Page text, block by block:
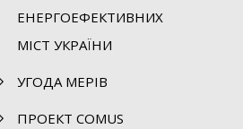
ЕНЕРГОЕФЕКТИВНИХ
МІСТ УКРАЇНИ
УГОДА МЕРІВ
ПРОЕКТ COMUS